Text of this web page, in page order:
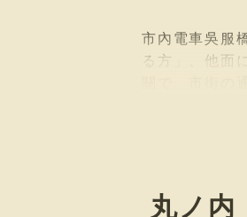
市內電車吳服
る方」、他面
關で、市街の
丸ノ内